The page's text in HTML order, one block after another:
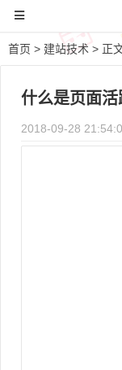
首页 > 建站技术 > 正
什么是页面活
2018-09-28